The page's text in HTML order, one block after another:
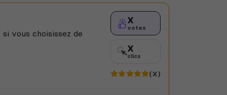
vous choisissez de
X
votes
X
clics
(X)